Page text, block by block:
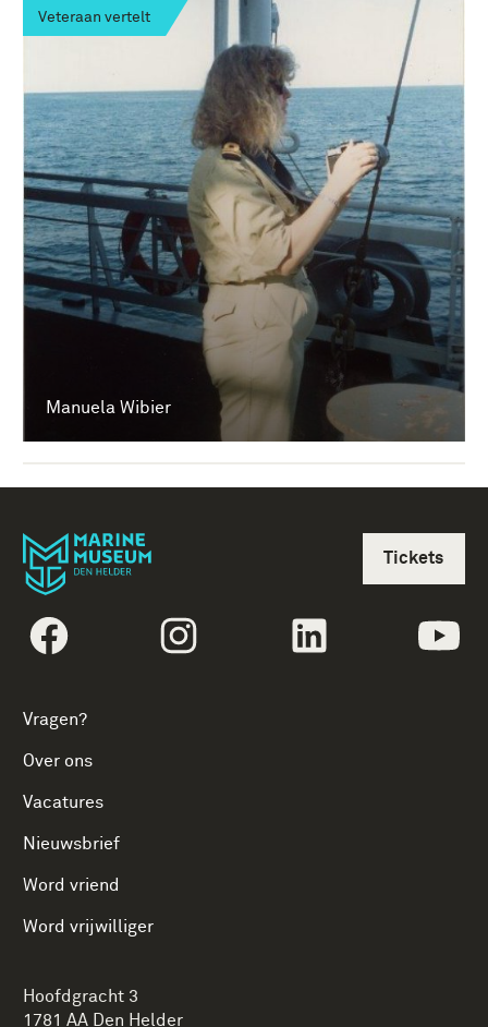
Veteraan vertelt
Manuela Wibier
volgtekstFacebookvolgtekstInstagramvolgtekstLinkedin
Vragen?
Over ons
Vacatures
Nieuwsbrief
Word vriend
Word vrijwilliger
Tickets
Hoofdgracht 3
1781 AA Den Helder